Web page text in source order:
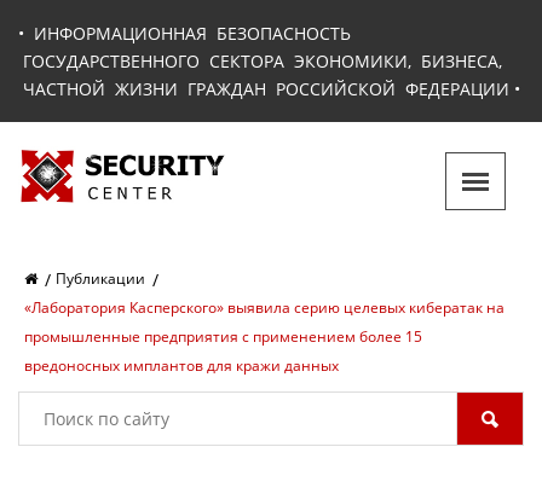
• ИНФОРМАЦИОННАЯ БЕЗОПАСНОСТЬ
ГОСУДАРСТВЕННОГО СЕКТОРА ЭКОНОМИКИ, БИЗНЕСА,
ЧАСТНОЙ ЖИЗНИ ГРАЖДАН РОССИЙСКОЙ ФЕДЕРАЦИИ •
Публикации
«Лаборатория Касперского» выявила серию целевых кибератак на
промышленные предприятия с применением более 15
вредоносных имплантов для кражи данных